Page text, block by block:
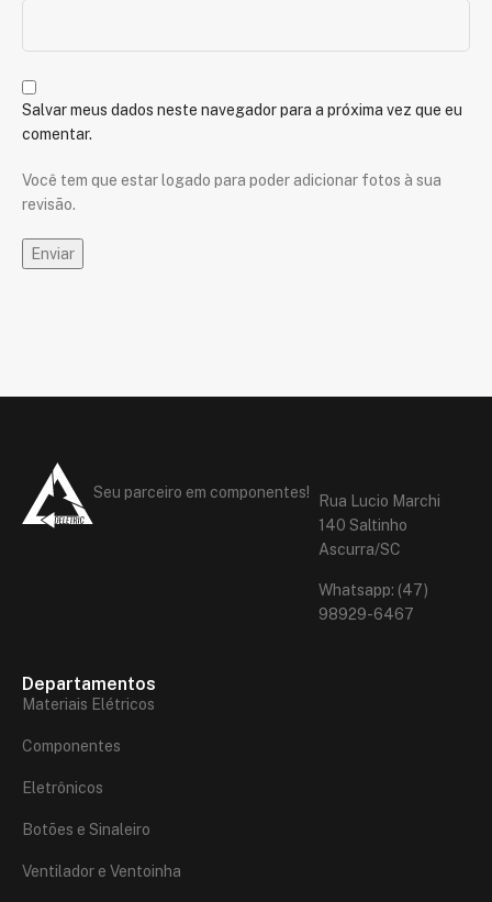
Salvar meus dados neste navegador para a próxima vez que eu
comentar.
Você tem que estar logado para poder adicionar fotos à sua
revisão.
Seu parceiro em componentes!
Rua Lucio Marchi
140 Saltinho
Ascurra/SC
Whatsapp: (47)
98929-6467
Departamentos
Materiais Elétricos
Componentes
Eletrônicos
Botões e Sinaleiro
Ventilador e Ventoinha